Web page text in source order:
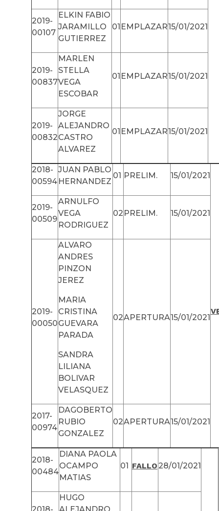
2019-
00107
ELKIN FABIO
JARAMILLO
GUTIERREZ
01 EMPLAZAR15/01/2021
2019-
00837
MARLEN
STELLA
VEGA
ESCOBAR
01 EMPLAZAR15/01/2021
2019-
00832
JORGE
ALEJANDRO
CASTRO
ALVAREZ
01 EMPLAZAR15/01/2021
2018-
00594
JUAN PABLO
HERNANDEZ
01 PRELIM. 15/01/2021
2019-
00509
ARNULFO
VEGA
RODRIGUEZ
02 PRELIM. 15/01/2021
2019-
00050
ALVARO
ANDRES
PINZON
JEREZ
MARIA
CRISTINA
GUEVARA
PARADA
SANDRA
LILIANA
BOLIVAR
VELASQUEZ
02APERTURA15/01/2021
2017-
00974
DAGOBERTO
RUBIO
GONZALEZ
02APERTURA15/01/2021
2018-
00484
DIANA PAOLA
OCAMPO
MATIAS
01 FALLO28/01/2021
HUGO